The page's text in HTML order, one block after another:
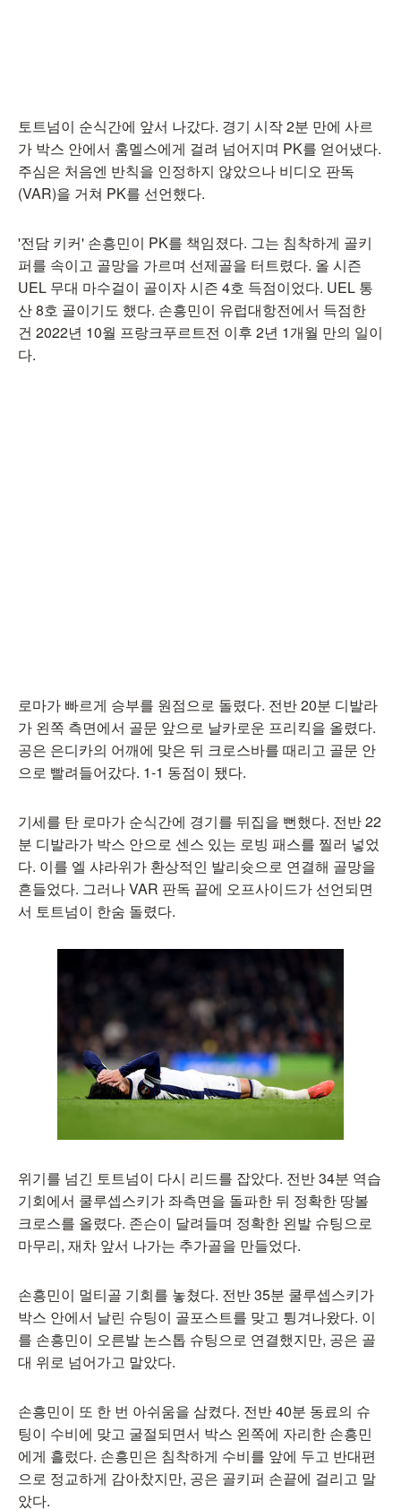
토트넘이 순식간에 앞서 나갔다. 경기 시작 2분 만에 사르
가 박스 안에서 훔멜스에게 걸려 넘어지며 PK를 얻어냈다.
주심은 처음엔 반칙을 인정하지 않았으나 비디오 판독
(VAR)을 거쳐 PK를 선언했다.
'전담 키커' 손흥민이 PK를 책임졌다. 그는 침착하게 골키
퍼를 속이고 골망을 가르며 선제골을 터트렸다. 올 시즌
UEL 무대 마수걸이 골이자 시즌 4호 득점이었다. UEL 통
산 8호 골이기도 했다. 손흥민이 유럽대항전에서 득점한
건 2022년 10월 프랑크푸르트전 이후 2년 1개월 만의 일이
다.
로마가 빠르게 승부를 원점으로 돌렸다. 전반 20분 디발라
가 왼쪽 측면에서 골문 앞으로 날카로운 프리킥을 올렸다.
공은 은디카의 어깨에 맞은 뒤 크로스바를 때리고 골문 안
으로 빨려들어갔다. 1-1 동점이 됐다.
기세를 탄 로마가 순식간에 경기를 뒤집을 뻔했다. 전반 22
분 디발라가 박스 안으로 센스 있는 로빙 패스를 찔러 넣었
다. 이를 엘 샤라위가 환상적인 발리슛으로 연결해 골망을
흔들었다. 그러나 VAR 판독 끝에 오프사이드가 선언되면
서 토트넘이 한숨 돌렸다.
위기를 넘긴 토트넘이 다시 리드를 잡았다. 전반 34분 역습
기회에서 쿨루셉스키가 좌측면을 돌파한 뒤 정확한 땅볼
크로스를 올렸다. 존슨이 달려들며 정확한 왼발 슈팅으로
마무리, 재차 앞서 나가는 추가골을 만들었다.
손흥민이 멀티골 기회를 놓쳤다. 전반 35분 쿨루셉스키가
박스 안에서 날린 슈팅이 골포스트를 맞고 튕겨나왔다. 이
를 손흥민이 오른발 논스톱 슈팅으로 연결했지만, 공은 골
대 위로 넘어가고 말았다.
손흥민이 또 한 번 아쉬움을 삼켰다. 전반 40분 동료의 슈
팅이 수비에 맞고 굴절되면서 박스 왼쪽에 자리한 손흥민
에게 흘렀다. 손흥민은 침착하게 수비를 앞에 두고 반대편
으로 정교하게 감아찼지만, 공은 골키퍼 손끝에 걸리고 말
았다.